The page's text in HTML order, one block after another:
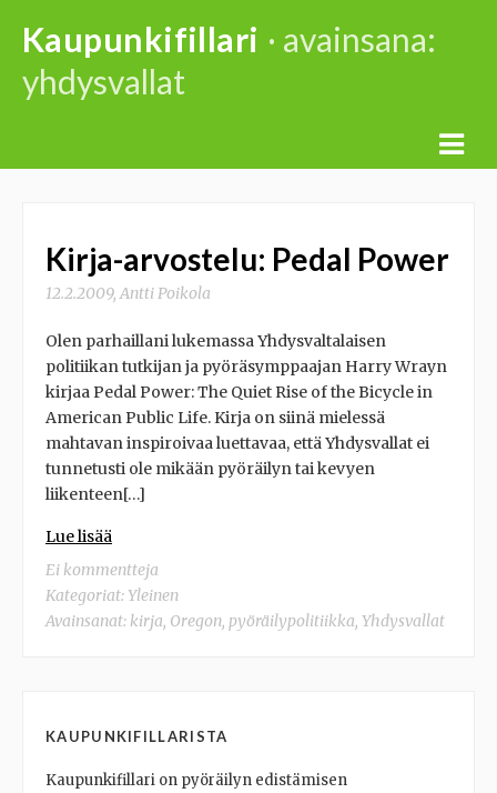
content
Kaupunkifillari · avainsana:
yhdysvallat
Kirja-arvostelu: Pedal Power
12.2.2009,Antti Poikola
Olen parhaillani lukemassa Yhdysvaltalaisen
politiikan tutkijan ja pyöräsymppaajan Harry Wrayn
kirjaa Pedal Power: The Quiet Rise of the Bicycle in
American Public Life. Kirja on siinä mielessä
mahtavan inspiroivaa luettavaa, että Yhdysvallat ei
tunnetusti ole mikään pyöräilyn tai kevyen
liikenteen[…]
Lue lisää
Ei kommentteja
Kategoriat: Yleinen
Avainsanat: kirja, Oregon, pyöräilypolitiikka, Yhdysvallat
KAUPUNKIFILLARISTA
Kaupunkifillari on pyöräilyn edistämisen